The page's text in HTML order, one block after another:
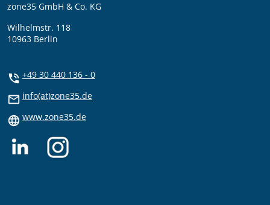
zone35 GmbH & Co. KG
Wilhelmstr. 118
10963 Berlin
+49 30 440 136 - 0
info(at)zone35.de
www.zone35.de